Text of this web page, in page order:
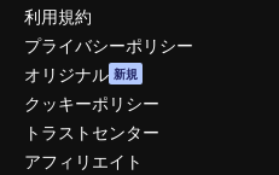
利用規約
プライバシーポリシー
オリジナル 新規
クッキーポリシー
トラストセンター
アフィリエイト